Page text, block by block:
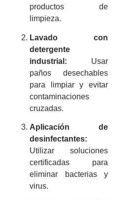
productos de
limpieza.
Lavado con
detergente
industrial: Usar
paños desechables
para limpiar y evitar
contaminaciones
cruzadas.
Aplicación de
desinfectantes:
Utilizar soluciones
certificadas para
eliminar bacterias y
virus.